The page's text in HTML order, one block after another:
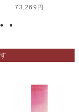
73,269円